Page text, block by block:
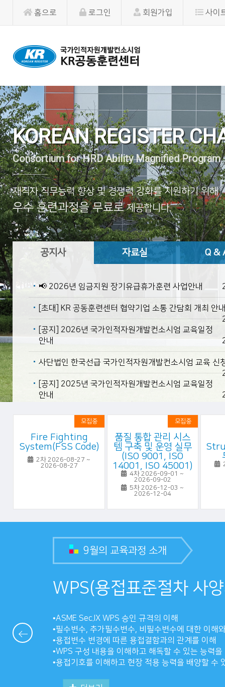
홈으로 로그인 회원가입 사이
KOREAN REGISTER
Consortium for HRD Ability Magnified Program
재직자 직무능력 향상 및 경쟁력 강화를 지원하기 위해
우수 훈련과정을 무료로제공합니다.
공지사 자료실 Q &
📢 2026년 임금지원 장기유급휴가훈련 사업안내
[초대] KR 공동훈련센터 협약기업 소통 간담회 개최 안
[공지] 2026년 국가인적자원개발컨소시엄 교육일정
안내
사단법인 한국선급 국가인적자원개발컨소시엄 교육 신
[공지] 2025년 국가인적자원개발컨소시엄 교육일정
안내
모집중
Fire Fighting
System(FSS Code)
2차 2026-08-27 ~
2026-08-27
모집중
품질 통합 관리 시스
템 구축 및 운영 실무
(ISO 9001, ISO
14001, ISO 45001)
4차 2026-09-01 ~
2026-09-02
5차 2026-12-03 ~
2026-12-04
9월의 교육과정 소개
WPS(용접표준절차 사
•ASME Sec.IX WPS 승인 규격의 이해
•필수변수, 추가필수변수, 비필수변수에 대한 이해
•용접변수 변경에 따른 용접결함과의 관계를 이해
•WPS 구성 내용을 이해하고 해독할 수 있는 능력을
•용접기호를 이해하고 현장 적용 능력을 배양할 수